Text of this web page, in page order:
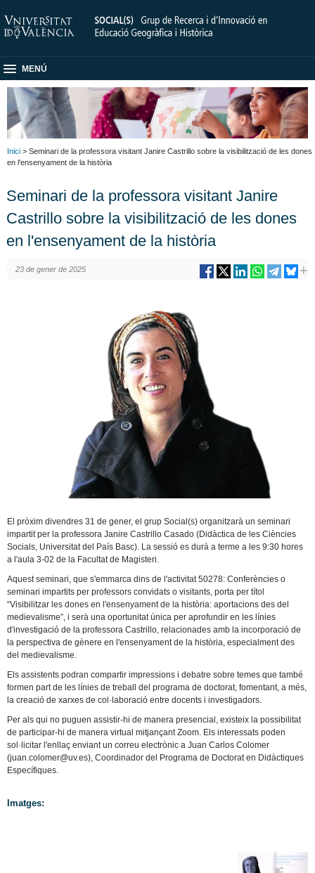
MENÚ
Inici > Seminari de la professora visitant Janire Castrillo sobre la visibilització de les dones
en l'ensenyament de la història
Seminari de la professora visitant Janire
Castrillo sobre la visibilització de les dones
en l'ensenyament de la història
23 de gener de 2025
El pròxim divendres 31 de gener, el grup Social(s) organitzarà un seminari
impartit per la professora Janire Castrillo Casado (Didàctica de les Ciències
Socials, Universitat del País Basc). La sessió es durà a terme a les 9:30 hores
a l'aula 3-02 de la Facultat de Magisteri.
Aquest seminari, que s'emmarca dins de l'activitat 50278: Conferències o
seminari impartits per professors convidats o visitants, porta per títol
“Visibilitzar les dones en l'ensenyament de la història: aportacions des del
medievalisme”, i serà una oportunitat única per aprofundir en les línies
d'investigació de la professora Castrillo, relacionades amb la incorporació de
la perspectiva de gènere en l'ensenyament de la història, especialment des
del medievalisme.
Els assistents podran compartir impressions i debatre sobre temes que també
formen part de les línies de treball del programa de doctorat, fomentant, a més,
la creació de xarxes de col·laboració entre docents i investigadors.
Per als qui no puguen assistir-hi de manera presencial, existeix la possibilitat
de participar-hi de manera virtual mitjançant Zoom. Els interessats poden
sol·licitar l'enllaç enviant un correu electrònic a Juan Carlos Colomer
(juan.colomer@uv.es), Coordinador del Programa de Doctorat en Didàctiques
Específiques.
Imatges: